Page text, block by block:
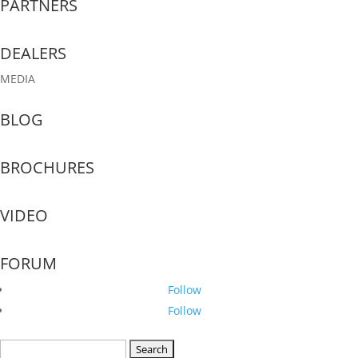
PARTNERS
DEALERS
MEDIA
BLOG
BROCHURES
VIDEO
FORUM
Follow
Follow